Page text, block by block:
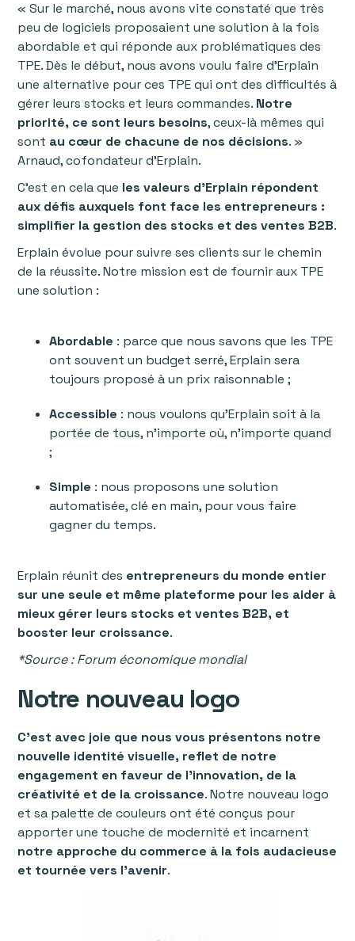
« Sur le marché, nous avons vite constaté que très
peu de logiciels proposaient une solution à la fois
abordable et qui réponde aux problématiques des
TPE. Dès le début, nous avons voulu faire d’Erplain
une alternative pour ces TPE qui ont des difficultés à
gérer leurs stocks et leurs commandes. Notre
priorité, ce sont leurs besoins, ceux-là mêmes qui
sont au cœur de chacune de nos décisions. »
Arnaud, cofondateur d’Erplain.
C’est en cela que les valeurs d’Erplain répondent
aux défis auxquels font face les entrepreneurs :
simplifier la gestion des stocks et des ventes B2B.
Erplain évolue pour suivre ses clients sur le chemin
de la réussite. Notre mission est de fournir aux TPE
une solution :
Abordable : parce que nous savons que les TPE
ont souvent un budget serré, Erplain sera
toujours proposé à un prix raisonnable ;
Accessible : nous voulons qu’Erplain soit à la
portée de tous, n’importe où, n’importe quand
;
Simple : nous proposons une solution
automatisée, clé en main, pour vous faire
gagner du temps.
Erplain réunit des entrepreneurs du monde entier
sur une seule et même plateforme pour les aider à
mieux gérer leurs stocks et ventes B2B, et
booster leur croissance.
*Source : Forum économique mondial
Notre nouveau logo
C’est avec joie que nous vous présentons notre
nouvelle identité visuelle, reflet de notre
engagement en faveur de l’innovation, de la
créativité et de la croissance. Notre nouveau logo
et sa palette de couleurs ont été conçus pour
apporter une touche de modernité et incarnent
notre approche du commerce à la fois audacieuse
et tournée vers l’avenir.